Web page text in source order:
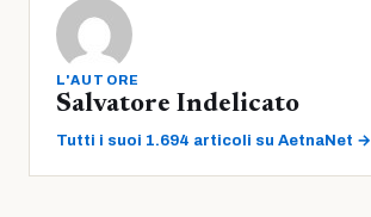
L'AUTORE
Salvatore Indelicato
Tutti i suoi 1.694 articoli su AetnaNet →